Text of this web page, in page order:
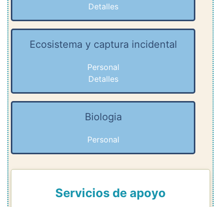
Detalles
Ecosistema y captura incidental
Personal
Detalles
Biologia
Personal
Servicios de apoyo